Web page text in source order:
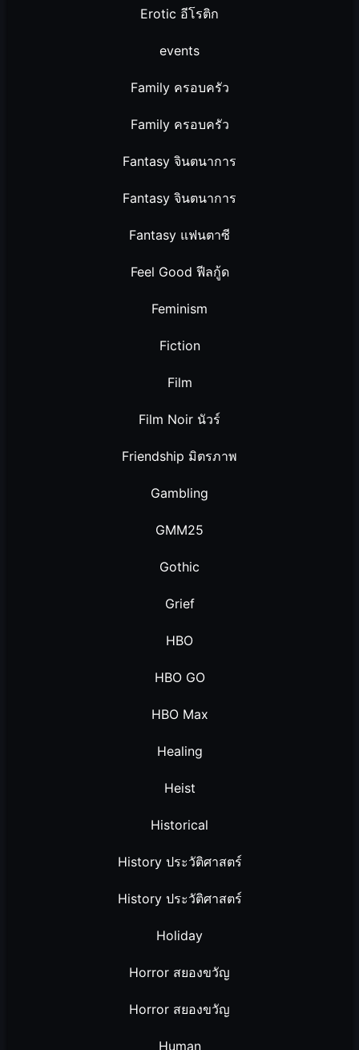
Erotic อีโรติก
events
Family ครอบครัว
Family ครอบครัว
Fantasy จินตนาการ
Fantasy จินตนาการ
Fantasy แฟนตาซี
Feel Good ฟีลกู้ด
Feminism
Fiction
Film
Film Noir นัวร์
Friendship มิตรภาพ
Gambling
GMM25
Gothic
Grief
HBO
HBO GO
HBO Max
Healing
Heist
Historical
History ประวัติศาสตร์
History ประวัติศาสตร์
Holiday
Horror สยองขวัญ
Horror สยองขวัญ
Human